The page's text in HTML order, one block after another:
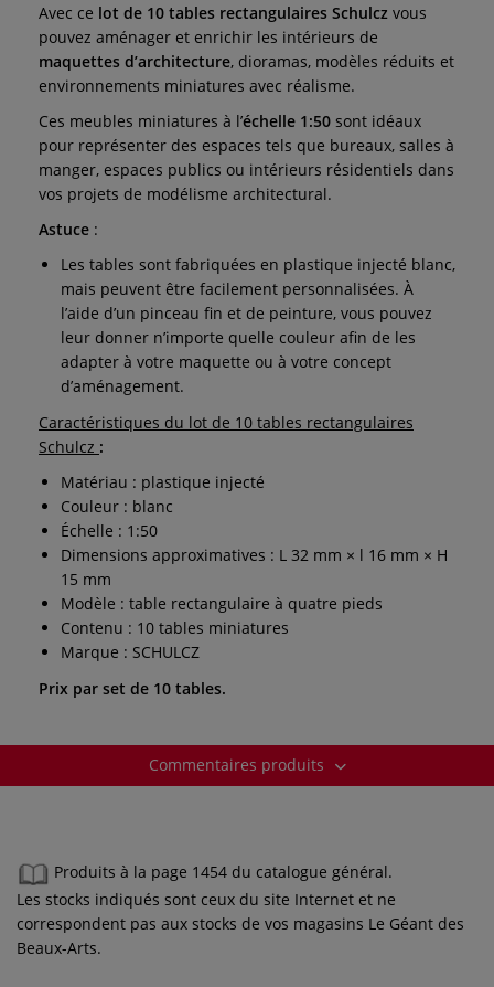
Avec ce lot de 10 tables rectangulaires Schulcz vous
pouvez aménager et enrichir les intérieurs de
maquettes d’architecture, dioramas, modèles réduits et
environnements miniatures avec réalisme.
Ces meubles miniatures à l’échelle 1:50 sont idéaux
pour représenter des espaces tels que bureaux, salles à
manger, espaces publics ou intérieurs résidentiels dans
vos projets de modélisme architectural.
Astuce :
Les tables sont fabriquées en plastique injecté blanc,
mais peuvent être facilement personnalisées. À
l’aide d’un pinceau fin et de peinture, vous pouvez
leur donner n’importe quelle couleur afin de les
adapter à votre maquette ou à votre concept
d’aménagement.
Caractéristiques du lot de 10 tables rectangulaires
Schulcz :
Matériau : plastique injecté
Couleur : blanc
Échelle : 1:50
Dimensions approximatives : L 32 mm × l 16 mm × H
15 mm
Modèle : table rectangulaire à quatre pieds
Contenu : 10 tables miniatures
Marque : SCHULCZ
Prix par set de 10 tables.
Commentaires produits
Produits à la page 1454 du catalogue général.
Les stocks indiqués sont ceux du site Internet et ne
correspondent pas aux stocks de vos magasins Le Géant des
Beaux-Arts.